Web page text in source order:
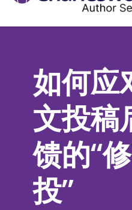
如何应
文投稿
馈的“
投”